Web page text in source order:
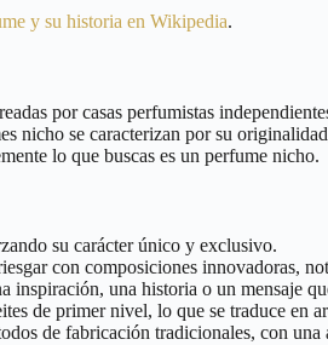
y su historia en Wikipedia.
por casas perfumistas
nicho se caracterizan por su
lo que buscas es un perfume nicho.
su carácter único y exclusivo.
con composiciones innovadoras,
inspiración, una historia o un mensaje
de primer nivel, lo que se traduce en
de fabricación tradicionales, con una